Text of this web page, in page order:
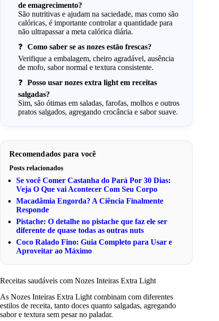
de emagrecimento?
São nutritivas e ajudam na saciedade, mas como são
calóricas, é importante controlar a quantidade para
não ultrapassar a meta calórica diária.
Como saber se as nozes estão frescas?
Verifique a embalagem, cheiro agradável, ausência
de mofo, sabor normal e textura consistente.
Posso usar nozes extra light em receitas
salgadas?
Sim, são ótimas em saladas, farofas, molhos e outros
pratos salgados, agregando crocância e sabor suave.
Recomendados para você
Posts relacionados
Se você Comer Castanha do Pará Por 30 Dias:
Veja O Que vai Acontecer Com Seu Corpo
Macadâmia Engorda? A Ciência Finalmente
Responde
Pistache: O detalhe no pistache que faz ele ser
diferente de quase todas as outras nuts
Coco Ralado Fino: Guia Completo para Usar e
Aproveitar ao Máximo
Receitas saudáveis com Nozes Inteiras Extra Light
As Nozes Inteiras Extra Light combinam com diferentes
estilos de receita, tanto doces quanto salgadas, agregando
sabor e textura sem pesar no paladar.